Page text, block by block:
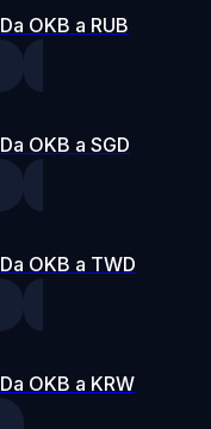
Da OKB a RUB
Da OKB a SGD
Da OKB a TWD
Da OKB a KRW